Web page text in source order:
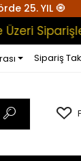
25. YIL 🧿
Sipariş